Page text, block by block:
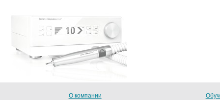
О компании